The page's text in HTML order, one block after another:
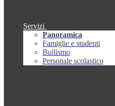
Servizi
Panoramica
Famiglie e studenti
Bullismo
Personale scolastico